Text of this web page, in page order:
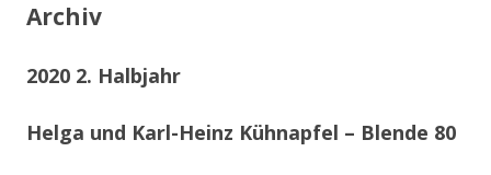
Archiv
2020 2. Halbjahr
Helga und Karl-Heinz Kühnapfel – Blende 80